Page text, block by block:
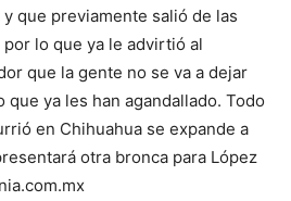
que previamente salió de las
lo que ya le advirtió al
que la gente no se va a dejar
ya les han agandallado. Todo
en Chihuahua se expande a
otra bronca para López